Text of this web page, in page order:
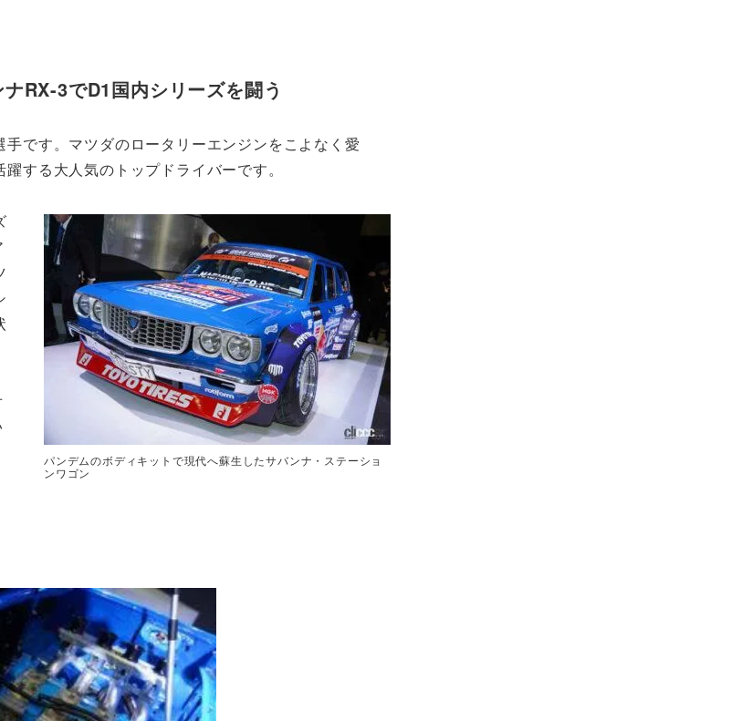
RX-3でD1国内シリーズを闘う
です。マツダのロータリーエンジンをこよなく愛
する大人気のトップドライバーです。
パンデムのボディキットで現代へ蘇生したサバンナ・ステーショ
ンワゴン